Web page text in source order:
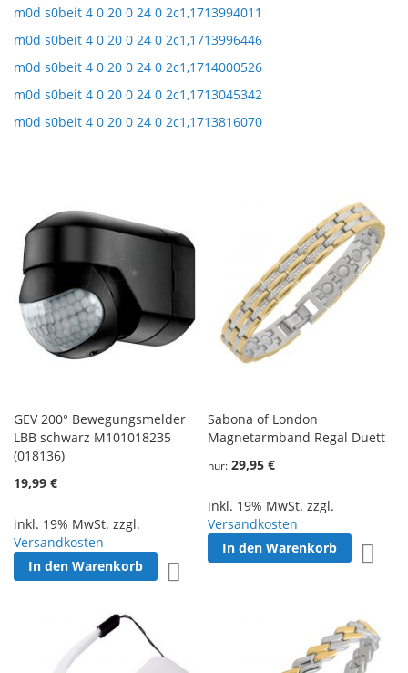
m0d s0beit 4 0 20 0 24 0 2c1,1713994011
m0d s0beit 4 0 20 0 24 0 2c1,1713996446
m0d s0beit 4 0 20 0 24 0 2c1,1714000526
m0d s0beit 4 0 20 0 24 0 2c1,1713045342
m0d s0beit 4 0 20 0 24 0 2c1,1713816070
GEV 200° Bewegungsmelder
LBB schwarz M101018235
(018136)
19,99 €
inkl. 19% MwSt. zzgl.
Versandkosten
In den Warenkorb
Sabona of London
Magnetarmband Regal Duett
nur 29,95 €
inkl. 19% MwSt. zzgl.
Versandkosten
In den Warenkorb